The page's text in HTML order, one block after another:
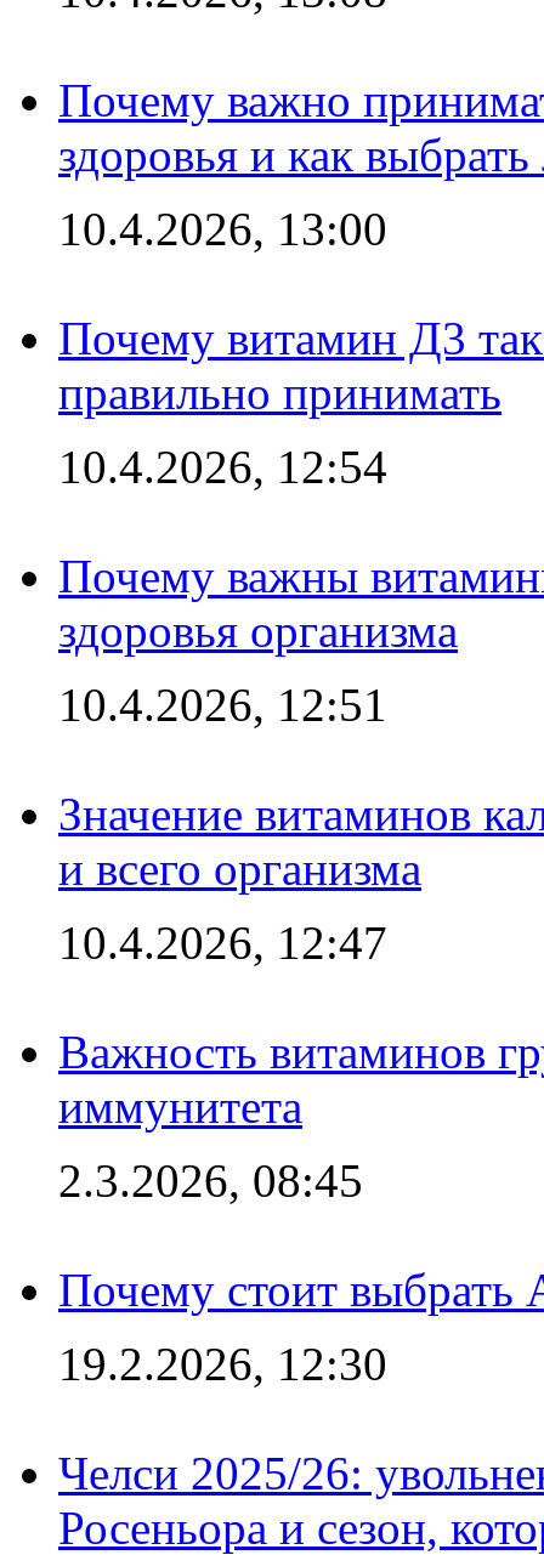
Почему важно
здоровья и как
10.4.2026, 13:00
Почему витамин Д3 так
правильно принимать
10.4.2026, 12:54
Почему важны
здоровья организма
10.4.2026, 12:51
Значение витаминов
и всего организма
10.4.2026, 12:47
Важность витаминов
иммунитета
2.3.2026, 08:45
Почему стоит выбрать
19.2.2026, 12:30
Челси 2025/26:
Росеньора и сезон,